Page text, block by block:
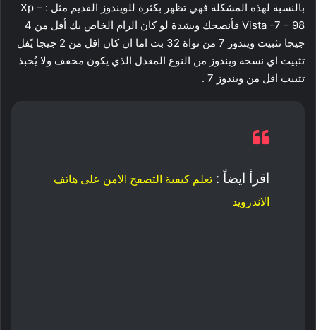
بالنسبة لهذه المشكلة فهي تظهر بكثرة للويندوز القديم مثل : Xp –
Vista -7 – 98 فأنصحك وبشدة لو كان الرام الخاص بك أقل من 4
جيجا تثبيت ويندوز 7 من نواة 32 بت اما ان كان اقل من 2 جيجا يًفل
تثبيت اي نسخة ويندوز من النوع المعدل الذي يكون مخفف ولا يُحبذ
تثبيت اقل من ويندوز 7 .
اقرأ ايضاً : تعلم كيفية التصفح الامن على هاتف
الاندرويد